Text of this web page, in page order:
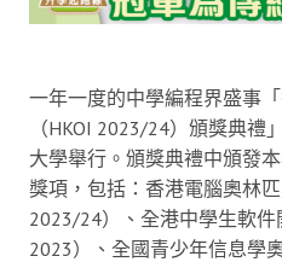
一年一度的中學編程界盛事
（HKOI 2023/24）頒獎典
大學舉行。頒獎典禮中頒發
獎項，包括：香港電腦奧林
2023/24）、全港中學生軟件
2023）、全國青少年信息學